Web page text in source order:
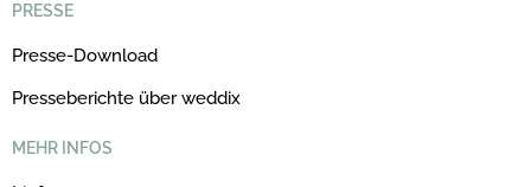
PRESSE
Presse-Download
Presseberichte über weddix
MEHR INFOS